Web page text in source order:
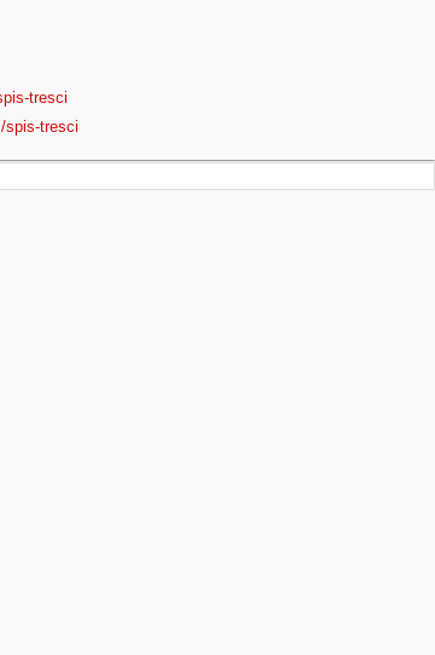
tresci
spis-tresci